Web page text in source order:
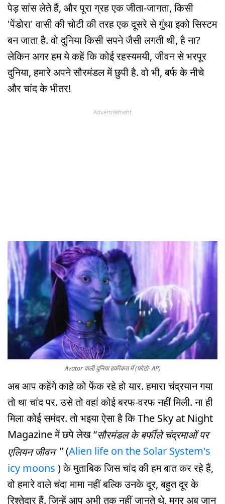
पेड़ सांस लेते हैं, और पूरा ग्रह एक जीता-जागता, किसी
'पेंडोरा' वासी की चोटी की तरह एक दूसरे से गुंथा इको सिस्टम
बन जाता है. वो दुनिया किसी सपने जैसी लगती थी, है ना?
लेकिन अगर हम ये कहें कि कोई रहस्यमयी, जीवन से भरपूर
दुनिया, हमारे अपने सौरमंडल में छुपी है. वो भी, बर्फ के नीचे
और चांद के भीतर!
Advertisement
Avator वाली दुनिया हकीकत में (फोटो- AP)
अब आप कहेंगे काहे को फेंक रहे हो यार. हमारा चंद्रयान गया
तो था चांद पर. उसे तो वहां कोई बरफ-वरफ नहीं मिली. ना ही
मिला कोई समंदर. तो भइया ऐसा है कि The Sky at Night
Magazine में छपे लेख “सौरमंडल के बर्फीले चंद्रमाओं पर
एलियन जीवन ” (Alien life on the Solar System's
icy moons ) के मुताबिक जिस चांद की हम बात कर रहे हैं,
वो हमारे वाले चंदा मामा नहीं बल्कि उनके दूर, बहुत दूर के
रिश्तेदार हैं. जिन्हें आप अभी तक नहीं जानते थे, मगर अब जान